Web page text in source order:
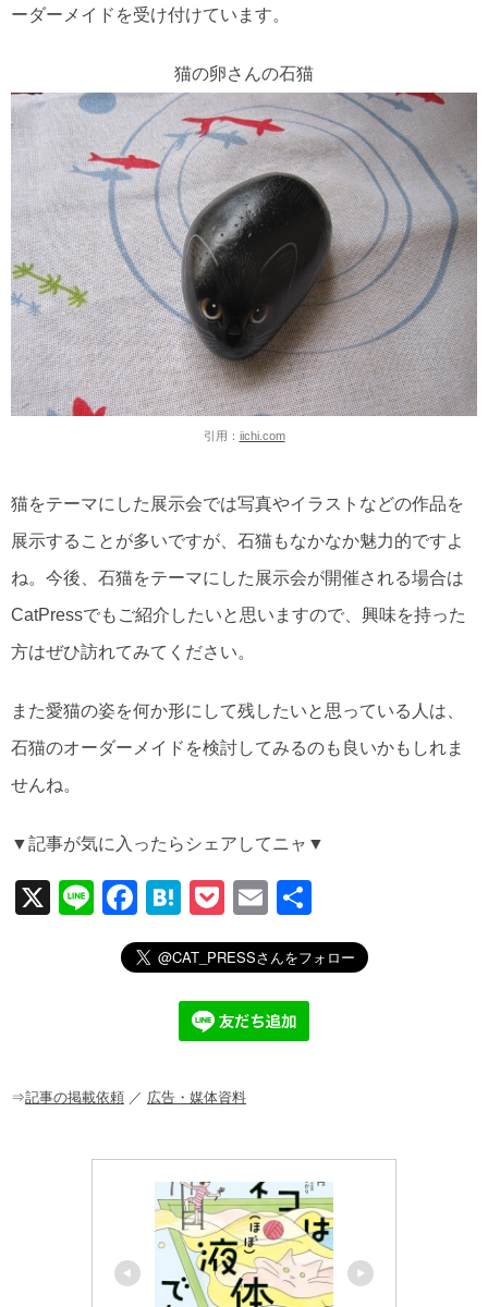
ーダーメイドを受け付けています。
猫の卵さんの石猫
引用： iichi.com
猫をテーマにした展示会では写真やイラストなどの作品を
展示することが多いですが、石猫もなかなか魅力的ですよ
ね。今後、石猫をテーマにした展示会が開催される場合は
CatPressでもご紹介したいと思いますので、興味を持った
方はぜひ訪れてみてください。
また愛猫の姿を何か形にして残したいと思っている人は、
石猫のオーダーメイドを検討してみるのも良いかもしれま
せんね。
▼記事が気に入ったらシェアしてニャ▼
X
Li
F
a
c
o
H
at
e
n
a
P
o
ck
et
E
m
ail
有
⇒記事の掲載依頼 ／ 広告・媒体資料